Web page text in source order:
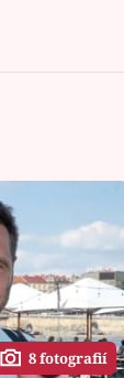
8 fotografií